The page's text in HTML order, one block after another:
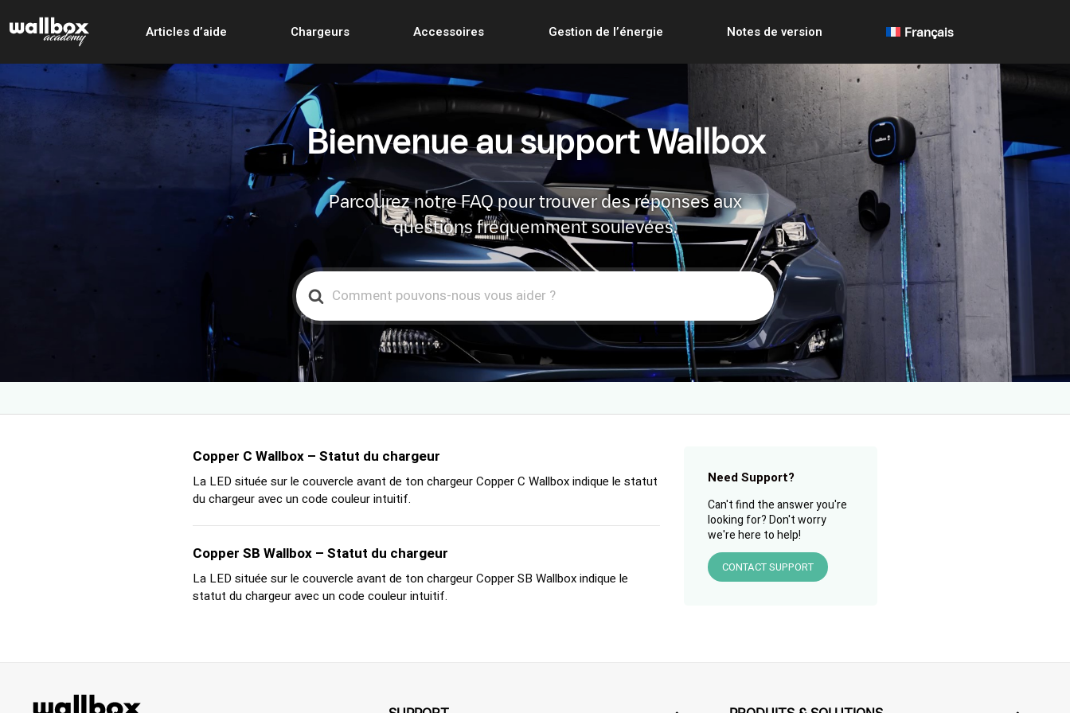
Articles d’aide Chargeurs Accessoires Gestion de l’énergie Notes de version Français
Bienvenue au support Wallbox
Parcourez notre FAQ pour trouver des réponses aux
questions fréquemment soulevées.
Search
For
Copper C Wallbox – Statut du chargeur
La LED située sur le couvercle avant de ton chargeur Copper C Wallbox indique le statut
du chargeur avec un code couleur intuitif.
Copper SB Wallbox – Statut du chargeur
La LED située sur le couvercle avant de ton chargeur Copper SB Wallbox indique le
statut du chargeur avec un code couleur intuitif.
Need Support?
Can't find the answer you're
looking for? Don't worry
we're here to help!
CONTACT SUPPORT